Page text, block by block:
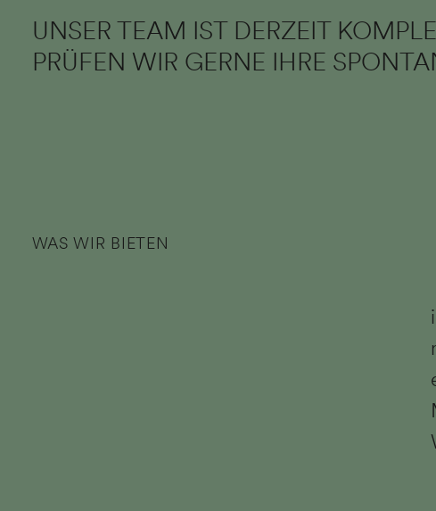
UNSER TEAM IST DERZEIT
PRÜFEN WIR GERNE IHRE
WAS WIR BIETEN